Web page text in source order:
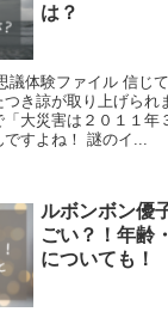
は？
議体験ファイル 信じ
き諒が取り上げられ
大災害は２０１１年
すよね！ 謎のイ...
ルボンボン優
ごい？！年齢
についても！